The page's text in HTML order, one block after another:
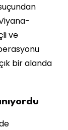
ve
bir alanda